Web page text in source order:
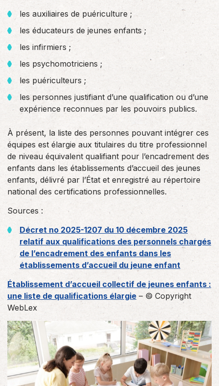
les auxiliaires de puériculture ;
les éducateurs de jeunes enfants ;
les infirmiers ;
les psychomotriciens ;
les puériculteurs ;
les personnes justifiant d’une qualification ou d’une
expérience reconnues par les pouvoirs publics.
À présent, la liste des personnes pouvant intégrer ces
équipes est élargie aux titulaires du titre professionnel
de niveau équivalent qualifiant pour l’encadrement des
enfants dans les établissements d’accueil des jeunes
enfants, délivré par l’État et enregistré au répertoire
national des certifications professionnelles.
Sources :
Décret no 2025-1207 du 10 décembre 2025
relatif aux qualifications des personnels chargés
de l’encadrement des enfants dans les
établissements d’accueil du jeune enfant
Établissement d’accueil collectif de jeunes enfants :
une liste de qualifications élargie – © Copyright
WebLex